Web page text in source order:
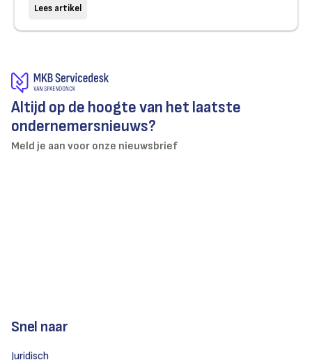
Lees artikel
Altijd op de hoogte van het laatste
ondernemersnieuws?
Meld je aan voor onze nieuwsbrief
Snel naar
Juridisch